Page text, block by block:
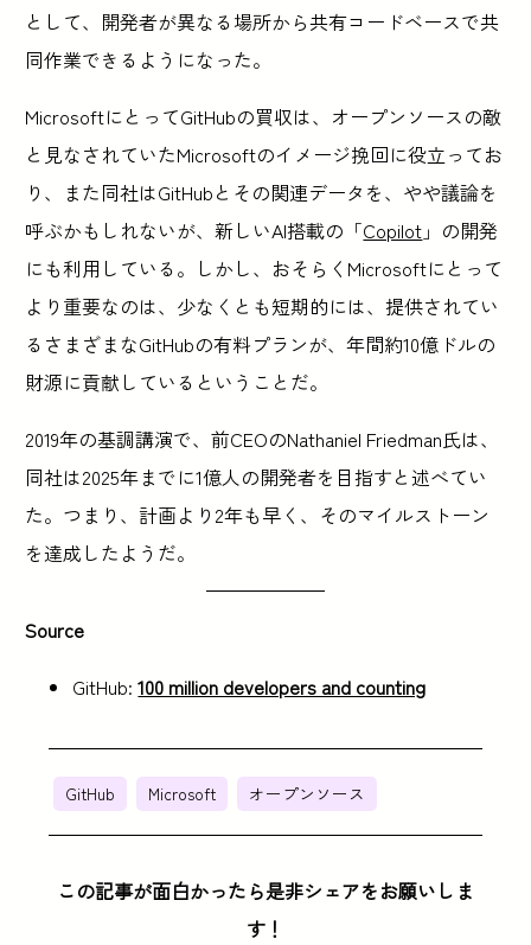
として、開発者が異なる場所から共有コードベースで共
同作業できるようになった。
MicrosoftにとってGitHubの買収は、オープンソースの敵
と見なされていたMicrosoftのイメージ挽回に役立ってお
り、また同社はGitHubとその関連データを、やや議論を
呼ぶかもしれないが、新しいAI搭載の「Copilot 」の開発
にも利用している。しかし、おそらくMicrosoftにとって
より重要なのは、少なくとも短期的には、提供されてい
るさまざまなGitHubの有料プランが、年間約10億ドルの
財源に貢献しているということだ。
2019年の基調講演で、前CEOのNathaniel Friedman氏は、
同社は2025年までに1億人の開発者を目指すと述べてい
た。つまり、計画より2年も早く、そのマイルストーン
を達成したようだ。
Source
GitHub:100 million developers and counting
GitHub Microsoft オープンソース
この記事が面白かったら是非シェアをお願いしま
す！